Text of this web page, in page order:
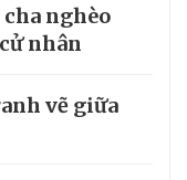
nghèo
nhân
vẽ giữa